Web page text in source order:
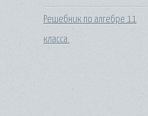
Решебник по алгебре 11
класса.